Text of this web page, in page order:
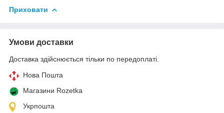
Приховати
Умови доставки
Доставка здійснюється тільки по передоплаті.
Нова Пошта
Магазини Rozetka
Укрпошта